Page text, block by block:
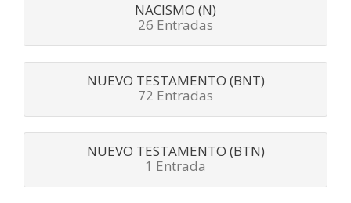
NACISMO (N)
26 Entradas
NUEVO TESTAMENTO (BNT)
72 Entradas
NUEVO TESTAMENTO (BTN)
1 Entrada